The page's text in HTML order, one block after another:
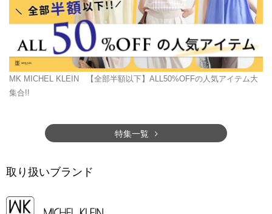
MK MICHEL KLEIN 【全部半額以下】ALL50%OFFの人気アイテム大
集合!!
特集一覧
取り扱いブランド